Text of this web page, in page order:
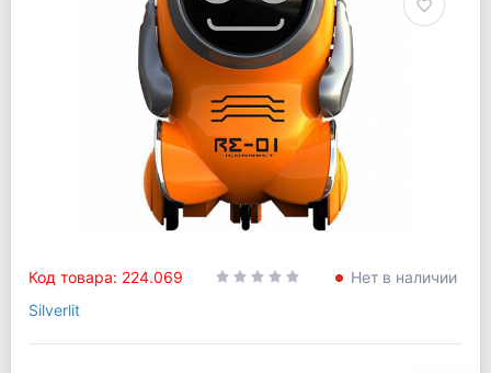
Код товара: 224.069
Нет в наличии
Silverlit